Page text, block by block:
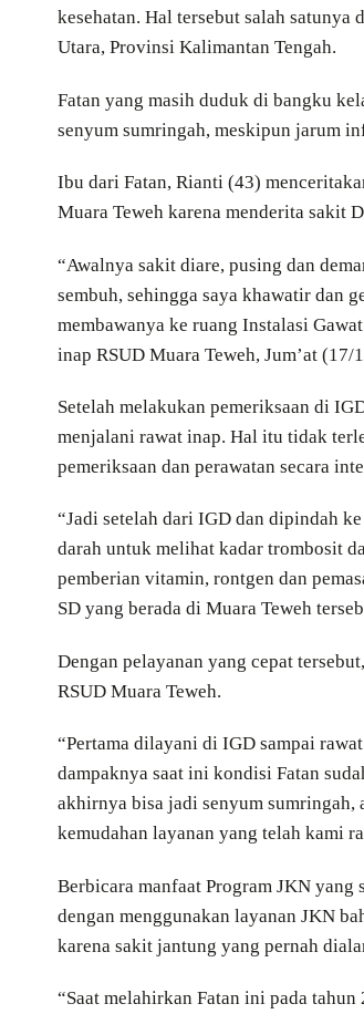
kesehatan. Hal tersebut salah
Utara, Provinsi Kalimantan Tengah.
Fatan yang masih duduk di bangku
senyum sumringah, meskipun jarum
Ibu dari Fatan, Rianti (43)
Muara Teweh karena menderita sakit
“Awalnya sakit diare, pusing dan
sembuh, sehingga saya khawatir dan
membawanya ke ruang Instalasi
inap RSUD Muara Teweh, Jum’at
Setelah melakukan pemeriksaan di
menjalani rawat inap. Hal itu tidak
pemeriksaan dan perawatan secara
“Jadi setelah dari IGD dan dipindah
darah untuk melihat kadar trombosit
pemberian vitamin, rontgen dan
SD yang berada di Muara Teweh
Dengan pelayanan yang cepat
RSUD Muara Teweh.
“Pertama dilayani di IGD sampai
dampaknya saat ini kondisi Fatan
akhirnya bisa jadi senyum sumringah,
kemudahan layanan yang telah kami
Berbicara manfaat Program JKN yang
dengan menggunakan layanan JKN
karena sakit jantung yang pernah
“Saat melahirkan Fatan ini pada